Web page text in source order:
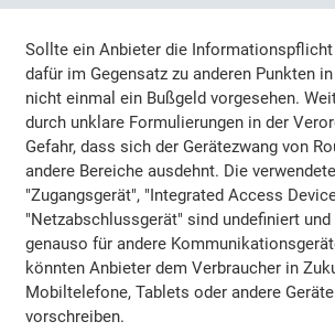
Sollte ein Anbieter die
dafür im Gegensatz zu anderen Punkten
nicht einmal ein Bußgeld vorgesehen.
durch unklare Formulierungen in der
Gefahr, dass sich der Gerätezwang von
andere Bereiche ausdehnt. Die
"Zugangsgerät", "Integrated Access
"Netzabschlussgerät" sind undefiniert
genauso für andere
könnten Anbieter dem Verbraucher in
Mobiltelefone, Tablets oder andere
vorschreiben.